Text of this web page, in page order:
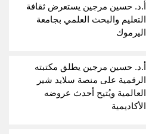
أ.د. حسين مرجين يستعرض ثقافة
التعليم والبحث العلمي بجامعة
اليرموك
أ.د. حسين مرجين يطلق مكتبته
الرقمية على منصة سلايد شير
العالمية ويُتيح أحدث عروضه
الأكاديمية